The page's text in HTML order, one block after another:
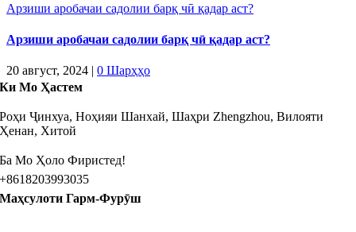
Арзиши аробачаи садолии барқ чӣ қадар аст?
Арзиши аробачаи садолии барқ чӣ қадар аст?
20 август, 2024 | 0 Шарҳҳо
Ки Мо Ҳастем
Роҳи Ҷинхуа, Ноҳияи Шанхай, Шаҳри Zhengzhou, Вилояти
Ҳенан, Хитой
Ба Мо Ҳоло Фиристед!
+8618203993035
Маҳсулоти Гарм-Фурӯш